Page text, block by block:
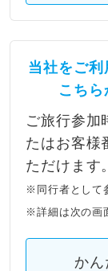
当社をご
こち
ご旅行参加
たはお客様
ただけます。
※同行者として
※詳細は次の画
かん